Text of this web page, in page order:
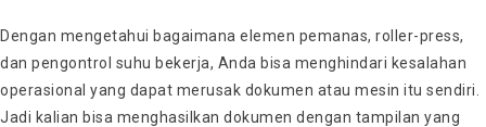
Dengan mengetahui bagaimana elemen pemanas, roller-press,
dan pengontrol suhu bekerja, Anda bisa menghindari kesalahan
operasional yang dapat merusak dokumen atau mesin itu sendiri.
Jadi kalian bisa menghasilkan dokumen dengan tampilan yang